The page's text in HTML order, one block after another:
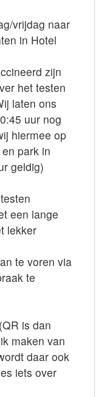
vrijdag naar
in Hotel
zijn
het testen
laten ons
uur nog
hiermee op
park in
geldig)
een lange
lekker
te voren via
te
is dan
maken van
daar ook
iets over